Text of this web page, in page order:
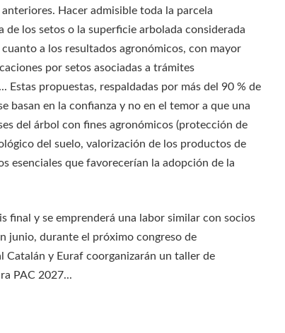
Hacer admisible toda la parcela
los setos o la superficie arbolada considerada
a los resultados agronómicos, con mayor
por setos asociadas a trámites
propuestas, respaldadas por más del 90 % de
basan en la confianza y no en el temor a que una
del árbol con fines agronómicos (protección de
del suelo, valorización de los productos de
esenciales que favorecerían la adopción de la
final y se emprenderá una labor similar con socios
junio, durante el próximo congreso de
Catalán y Euraf coorganizarán un taller de
PAC 2027...